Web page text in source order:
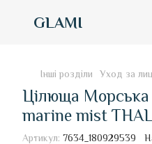
GLAMI
Інші розділи Уход за
Цілюща Морська
marine mist
Артикул: 7634_180929539